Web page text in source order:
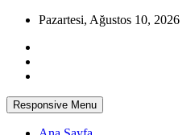
Skip
content
Pazartesi, Ağustos 10, 2026
Responsive Menu